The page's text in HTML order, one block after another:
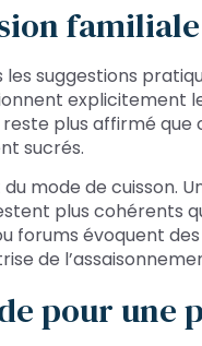
suggestions
explicitement
plus affirmé que
sucrés.
mode de cuisson.
plus cohérents
forums évoquent
de
pour une